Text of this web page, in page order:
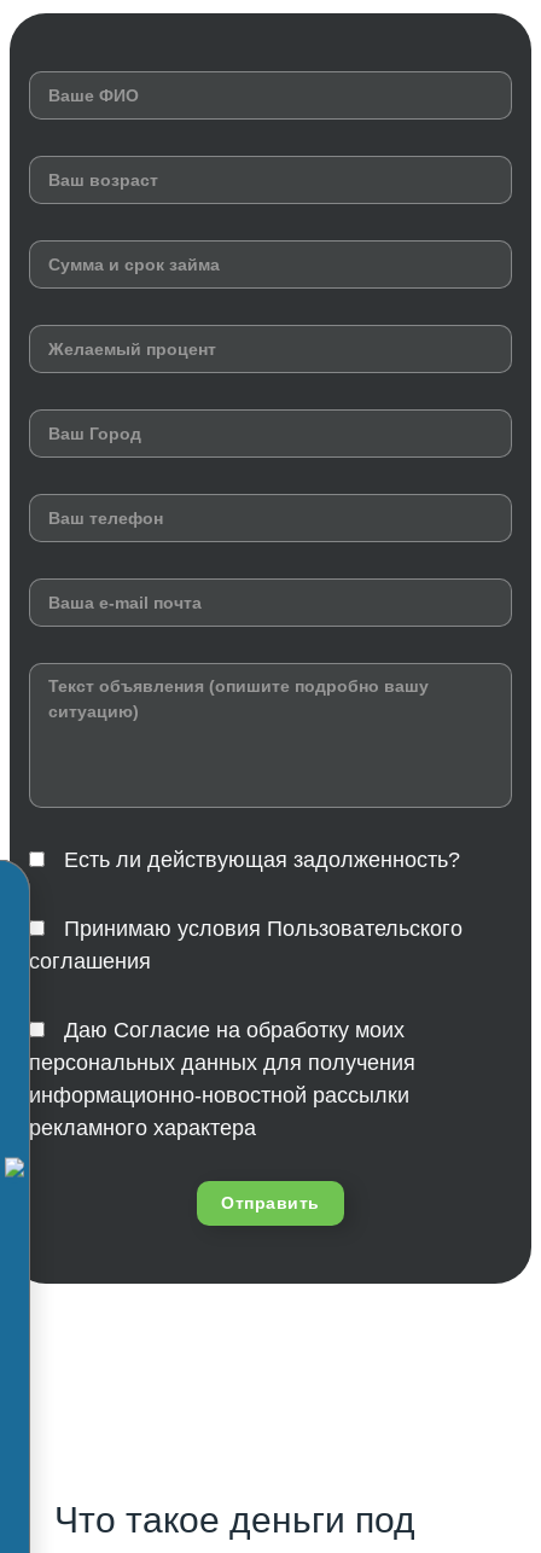
Есть ли действующая задолженность?
Принимаю условия Пользовательского
соглашения
Даю Согласие на обработку моих
персональных данных для получения
информационно-новостной рассылки
рекламного характера
Отправить
Что такое деньги под